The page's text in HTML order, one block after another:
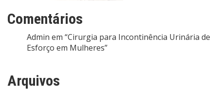
Comentários
Admin em “Cirurgia para Incontinência Urinária de
Esforço em Mulheres”
Arquivos